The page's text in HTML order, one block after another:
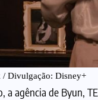
/ Divulgação: Disney+
agência de Byun,